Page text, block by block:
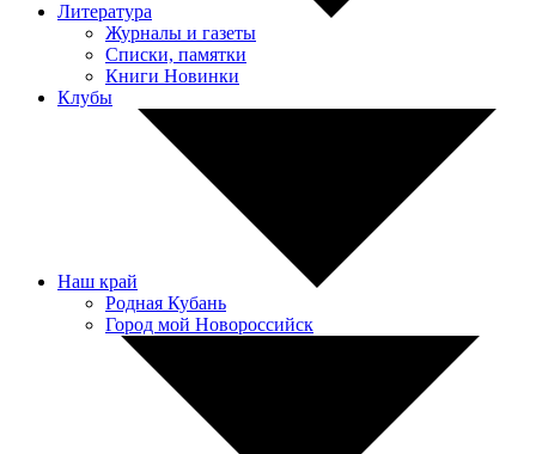
Литература
Журналы и газеты
Списки, памятки
Книги Новинки
Клубы
Наш край
Родная Кубань
Город мой Новороссийск